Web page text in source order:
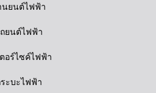
นยนต์ไฟฟ้า
ยนต์ไฟฟ้า
อร์ไซค์ไฟฟ้า
ะบะไฟฟ้า